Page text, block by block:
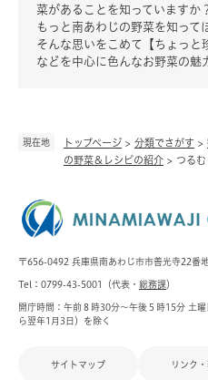
現在地 トップページ > 分類でさがす >
の野菜＆レシピの紹介 > つるむ
菜があることを知っていますか
もっと南あわじの野菜を知って
そんな思いをこめて【ちょっと
などを中心に色んなお野菜の魅
〒656-0492 兵庫県南あわじ市市善光寺22番
Tel：0799-43-5001（代表・ 総務課）
開庁時間：午前８時30分～午後５時15分 土
ら翌年1月3日）を除く
サイトマップ リンク